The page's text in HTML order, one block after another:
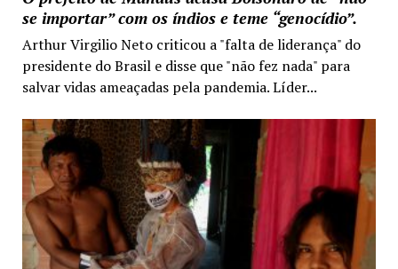
se importar” com os índios e teme “genocídio”.
Arthur Virgilio Neto criticou a "falta de liderança" do
presidente do Brasil e disse que "não fez nada" para
salvar vidas ameaçadas pela pandemia. Líder...